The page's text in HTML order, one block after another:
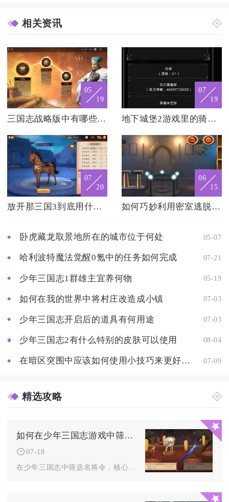
相关资讯
05
19
三国志战略版中有哪些贼寇角色
07
19
地下城堡2游戏里的骑士盾怎么找到
07
20
放开那三国3到底用什么红将啊
06
15
如何巧妙利用密室逃脱18的一杯朗姆酒
卧虎藏龙取景地所在的城市位于何处 05-07
哈利波特魔法觉醒0氪中的任务如何完成 07-21
少年三国志1群雄主宜养何物 05-19
如何在我的世界中将村庄改造成小镇 07-03
少年三国志开启后的道具有何用途 07-03
少年三国志2有什么特别的皮肤可以使用 08-04
在暗区突围中应该如何使用小技巧来更好地出金 07-09
精选攻略
如何在少年三国志游戏中筛选名将令
07-18